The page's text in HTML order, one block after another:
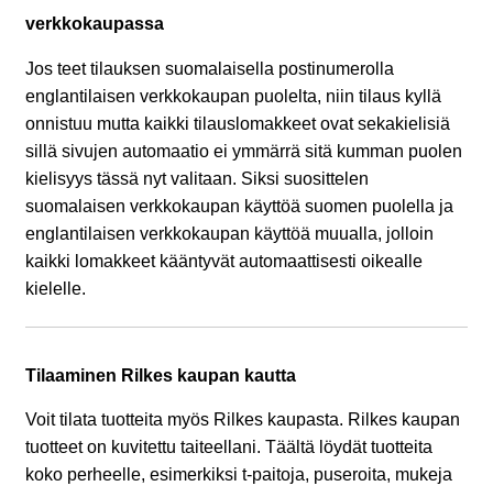
OSTOSKORI
Laajenna
alemman
tason
verkkokaupassa
Jos teet tilauksen suomalaisella postinumerolla
englantilaisen verkkokaupan puolelta, niin tilaus kyllä
onnistuu mutta kaikki tilauslomakkeet ovat sekakielisiä
sillä sivujen automaatio ei ymmärrä sitä kumman puolen
kielisyys tässä nyt valitaan. Siksi suosittelen
suomalaisen verkkokaupan käyttöä suomen puolella ja
englantilaisen verkkokaupan käyttöä muualla, jolloin
kaikki lomakkeet kääntyvät automaattisesti oikealle
kielelle.
Tilaaminen Rilkes kaupan kautta
Voit tilata tuotteita myös Rilkes kaupasta. Rilkes kaupan
tuotteet on kuvitettu taiteellani. Täältä löydät tuotteita
koko perheelle, esimerkiksi t-paitoja, puseroita, mukeja